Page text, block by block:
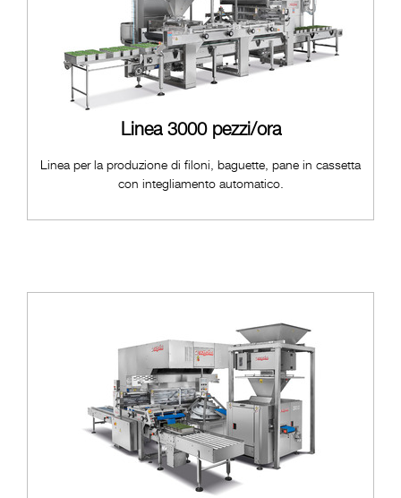
Linea 3000 pezzi/ora
Linea per la produzione di filoni, baguette, pane in cassetta
con integliamento automatico.